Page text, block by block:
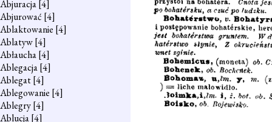
Abjuracja[4]
Abjurować [4]
Ablaktowanie [4]
Ablatyw[4]
Abłaucha[4]
Ablegacja[4]
Ablegat[4]
Ablegowanie [4]
Ablegry[4]
Ablucja[4]